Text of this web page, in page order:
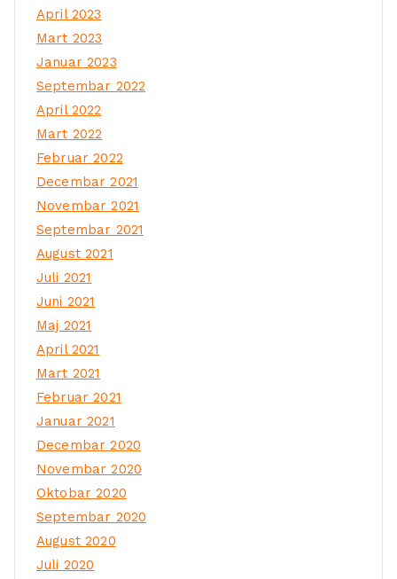
April 2023
Mart 2023
Januar 2023
Septembar 2022
April 2022
Mart 2022
Februar 2022
Decembar 2021
Novembar 2021
Septembar 2021
August 2021
Juli 2021
Juni 2021
Maj 2021
April 2021
Mart 2021
Februar 2021
Januar 2021
Decembar 2020
Novembar 2020
Oktobar 2020
Septembar 2020
August 2020
Juli 2020